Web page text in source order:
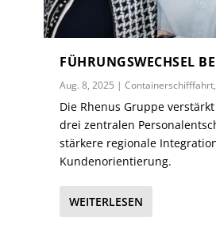
FÜHRUNGSWECHSEL
Aug. 8, 2025 |Containerschifffahrt,
Die Rhenus Gruppe
drei zentralen
stärkere regionale
Kundenorientierung.
WEITERLESEN